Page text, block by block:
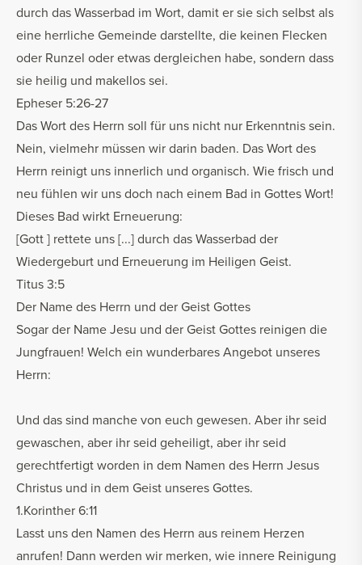
durch das Wasserbad im Wort, damit er sie sich selbst als
eine herrliche Gemeinde darstellte, die keinen Flecken
oder Runzel oder etwas dergleichen habe, sondern dass
sie heilig und makellos sei.
Epheser 5:26-27
Das Wort des Herrn soll für uns nicht nur Erkenntnis sein.
Nein, vielmehr müssen wir darin baden. Das Wort des
Herrn reinigt uns innerlich und organisch. Wie frisch und
neu fühlen wir uns doch nach einem Bad in Gottes Wort!
Dieses Bad wirkt Erneuerung:
[Gott ] rettete uns [...] durch das Wasserbad der
Wiedergeburt und Erneuerung im Heiligen Geist.
Titus 3:5
Der Name des Herrn und der Geist Gottes
Sogar der Name Jesu und der Geist Gottes reinigen die
Jungfrauen! Welch ein wunderbares Angebot unseres
Herrn:
Und das sind manche von euch gewesen. Aber ihr seid
gewaschen, aber ihr seid geheiligt, aber ihr seid
gerechtfertigt worden in dem Namen des Herrn Jesus
Christus und in dem Geist unseres Gottes.
1.Korinther 6:11
Lasst uns den Namen des Herrn aus reinem Herzen
anrufen! Dann werden wir merken, wie innere Reinigung